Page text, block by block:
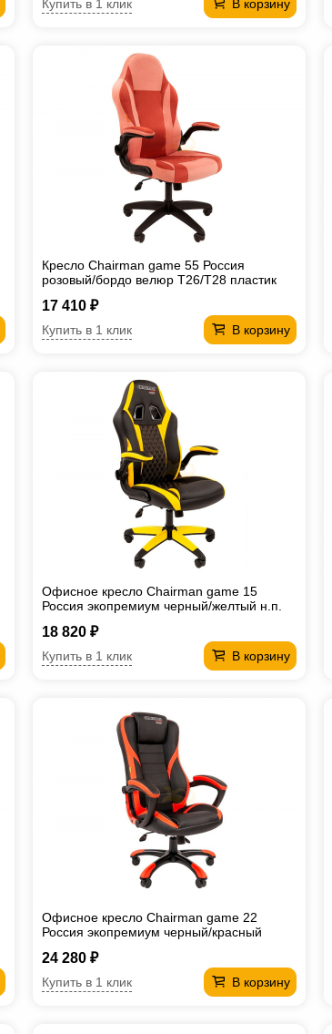
В корзину
Купить в 1 клик
Кресло Chairman game 55 Россия
розовый/бордо велюр Т26/Т28 пластик
17 410 ₽
В корзину
Купить в 1 клик
Офисное кресло Chairman game 15
Россия экопремиум черный/желтый н.п.
18 820 ₽
В корзину
Купить в 1 клик
Офисное кресло Chairman game 22
Россия экопремиум черный/красный
24 280 ₽
В корзину
Купить в 1 клик